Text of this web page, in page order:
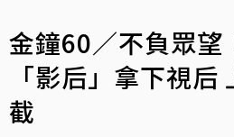
金鐘60／不負眾望
「影后」拿下視
截